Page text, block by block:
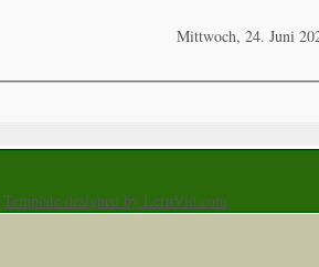
Mittwoch, 24. Juni
Template designed by LernVid.com